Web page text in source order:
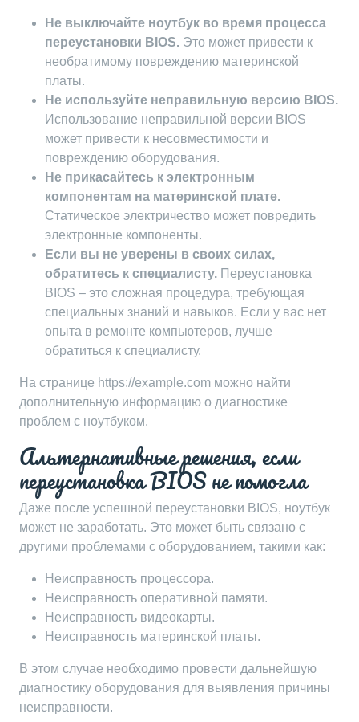
Не выключайте ноутбук во время процесса
переустановки BIOS. Это может привести к
необратимому повреждению материнской
платы.
Не используйте неправильную версию BIOS.
Использование неправильной версии BIOS
может привести к несовместимости и
повреждению оборудования.
Не прикасайтесь к электронным
компонентам на материнской плате.
Статическое электричество может повредить
электронные компоненты.
Если вы не уверены в своих силах,
обратитесь к специалисту. Переустановка
BIOS – это сложная процедура, требующая
специальных знаний и навыков. Если у вас нет
опыта в ремонте компьютеров, лучше
обратиться к специалисту.
На странице https://example.com можно найти
дополнительную информацию о диагностике
проблем с ноутбуком.
Альтернативные решения, если
переустановка BIOS не помогла
Даже после успешной переустановки BIOS, ноутбук
может не заработать. Это может быть связано с
другими проблемами с оборудованием, такими как:
Неисправность процессора.
Неисправность оперативной памяти.
Неисправность видеокарты.
Неисправность материнской платы.
В этом случае необходимо провести дальнейшую
диагностику оборудования для выявления причины
неисправности.